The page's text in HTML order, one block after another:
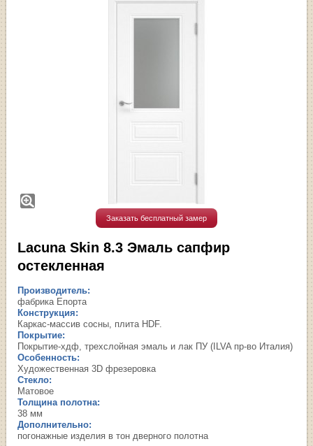
Заказать бесплатный замер
Lacuna Skin 8.3 Эмаль сапфир
остекленная
Производитель:
фабрика Епорта
Конструкция:
Каркас-массив сосны, плита HDF.
Покрытие:
Покрытие-хдф, трехслойная эмаль и лак ПУ (ILVA пр-во Италия)
Особенность:
Художественная 3D фрезеровка
Стекло:
Матовое
Толщина полотна:
38 мм
Дополнительно:
погонажные изделия в тон дверного полотна